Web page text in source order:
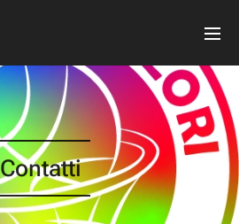
Contatti